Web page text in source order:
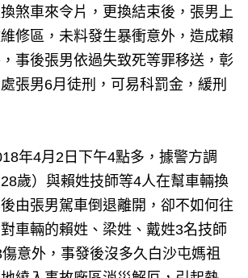
煞車來令片，更換結束後，張男上
修區，未料發生暴衝意外，造成賴
事後張男依過失致死等罪移送，彰
張男6月徒刑，可易科罰金，緩刑
年4月2日下午4點多，據警方調
歲）與賴姓技師等4人在幫車輛換
由張男駕車倒退離開，卻不如何往
車輛的賴姓、梁姓、戴姓3名技師
意外，事發後沒多久白沙屯媽祖